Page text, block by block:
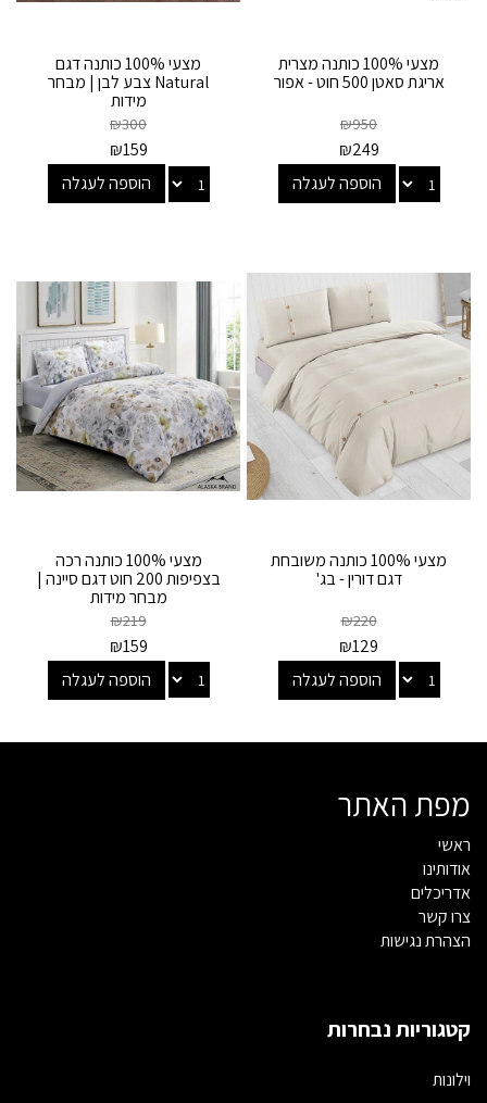
מצעי 100% כותנה מצרית
אריגת סאטן 500 חוט - אפור
₪950
₪249
הוספה לעגלה
מצעי 100% כותנה דגם
Natural צבע לבן | מבחר
מידות
₪300
₪159
הוספה לעגלה
מצעי 100% כותנה משובחת
דגם דורין - בג'
₪220
₪129
הוספה לעגלה
מצעי 100% כותנה רכה
בצפיפות 200 חוט דגם סיינה |
מבחר מידות
₪219
₪159
הוספה לעגלה
מפת האתר
ראשי
אודותינו
אדריכלים
צרו קשר
הצהרת נגישות
קטגוריות נבחרות
וילונות